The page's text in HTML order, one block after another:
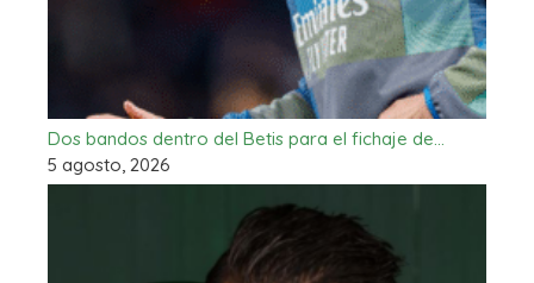
Dos bandos dentro del Betis para el fichaje de…
5 agosto, 2026